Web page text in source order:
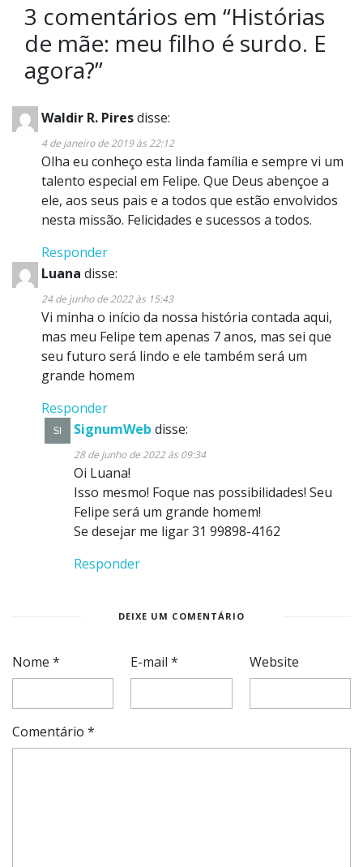
3 comentários em “Histórias
de mãe: meu filho é surdo. E
agora?”
Waldir R. Piresdisse:
4 de janeiro de 2019 às 22:12
Olha eu conheço esta linda família e sempre vi um
talento especial em Felipe. Que Deus abençoe a
ele, aos seus pais e a todos que estão envolvidos
nesta missão. Felicidades e sucessos a todos.
Responder
Luana disse:
24 de junho de 2022 às 15:43
Vi minha o início da nossa história contada aqui,
mas meu Felipe tem apenas 7 anos, mas sei que
seu futuro será lindo e ele também será um
grande homem
Responder
SignumWeb disse:
28 de junho de 2022 às 09:34
Oi Luana!
Isso mesmo! Foque nas possibilidades! Seu
Felipe será um grande homem!
Se desejar me ligar 31 99898-4162
Responder
DEIXE UM COMENTÁRIO
Nome * E-mail* Website
Comentário *